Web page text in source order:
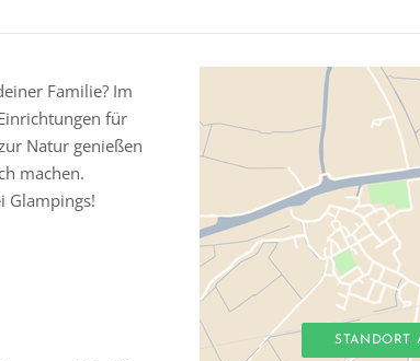
Familie? Im
für
Natur genießen
machen.
Glampings!
STANDORT